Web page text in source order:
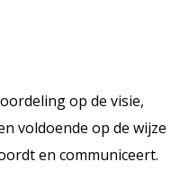
op de visie,
voldoende op de wijze
en communiceert.